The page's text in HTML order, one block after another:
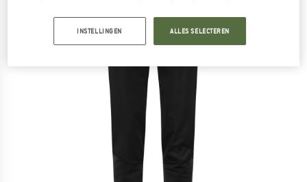
INSTELLINGEN ALLES SELECTEREN